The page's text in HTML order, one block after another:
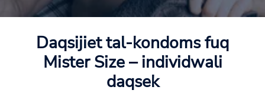
Daqsijiet tal-kondoms fuq
Mister Size – individwali
daqsek